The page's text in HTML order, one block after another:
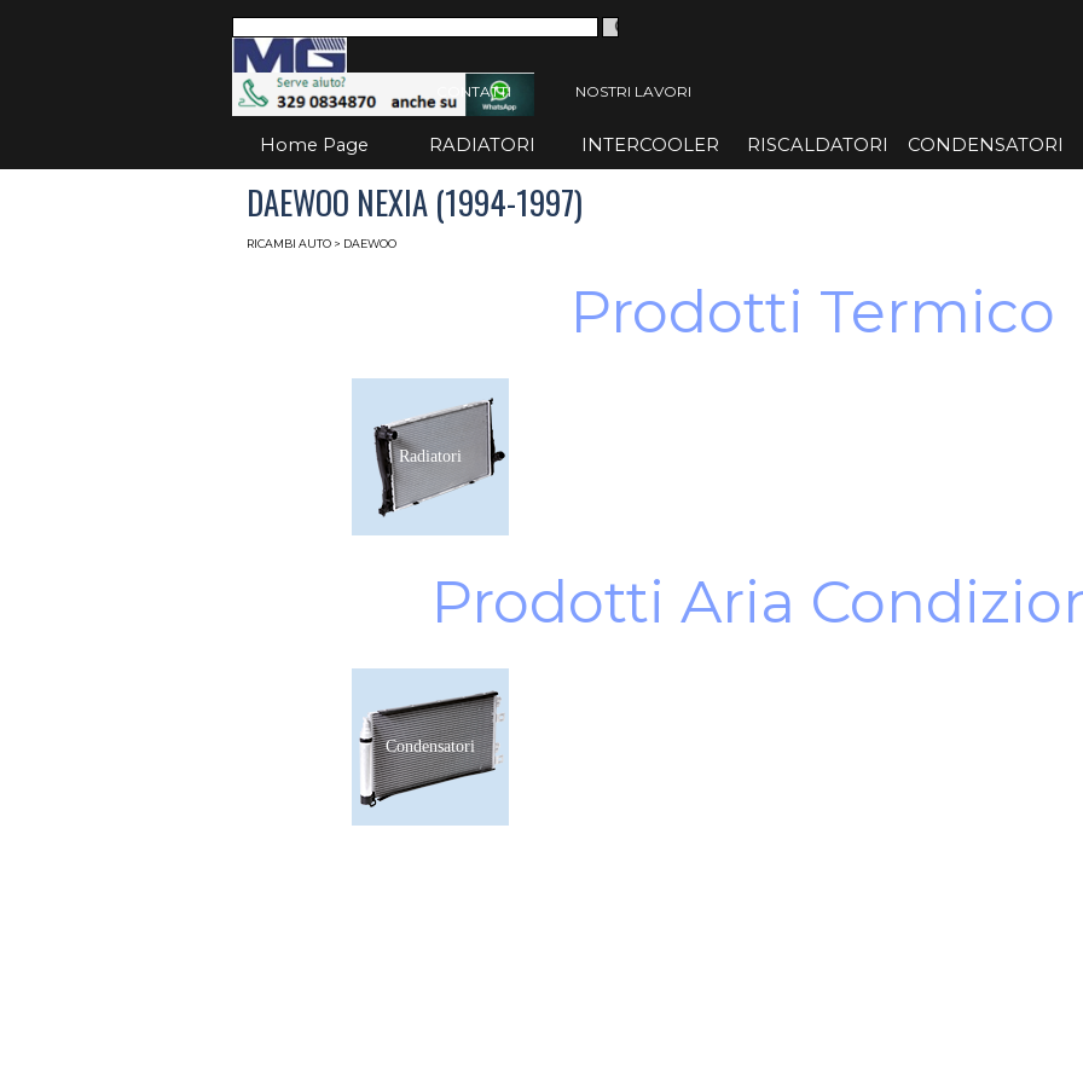
Salta menù
CONTATTI NOSTRI LAVORI
Home Page RADIATORI ▼
INTERCOOLER ▼
RISCALDATORI ▼
CONDENSATORI
DAEWOO NEXIA (1994-1997)
RICAMBI AUTO > DAEWOO
Prodotti Termico
Radiatori
Prodotti Aria
Condensatori